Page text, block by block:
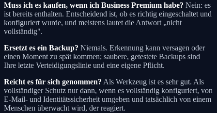
Muss ich es kaufen, wenn ich Business Premium habe? Nein: es
ist bereits enthalten. Entscheidend ist, ob es richtig eingeschaltet und
konfiguriert wurde, und meistens lautet die Antwort „nicht
vollständig".
Ersetzt es ein Backup? Niemals. Erkennung kann versagen oder
einen Moment zu spät kommen; saubere, getestete Backups sind
Ihre letzte Verteidigungslinie und eine eigene Pflicht.
Reicht es für sich genommen? Als Werkzeug ist es sehr gut. Als
vollständiger Schutz nur dann, wenn es vollständig konfiguriert, von
E-Mail- und Identitätssicherheit umgeben und tatsächlich von einem
Menschen überwacht wird, der reagiert.